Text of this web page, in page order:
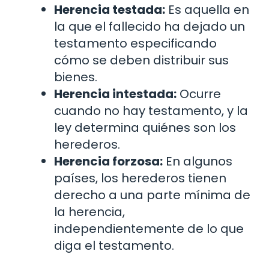
Herencia testada: Es aquella en
la que el fallecido ha dejado un
testamento especificando
cómo se deben distribuir sus
bienes.
Herencia intestada: Ocurre
cuando no hay testamento, y la
ley determina quiénes son los
herederos.
Herencia forzosa: En algunos
países, los herederos tienen
derecho a una parte mínima de
la herencia,
independientemente de lo que
diga el testamento.